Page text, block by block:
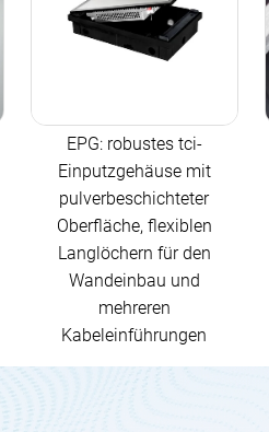
EPG: robustes tci-
Einputzgehäuse mit
pulverbeschichteter
Oberfläche, flexiblen
Langlöchern für den
Wandeinbau und
mehreren
Kabeleinführungen